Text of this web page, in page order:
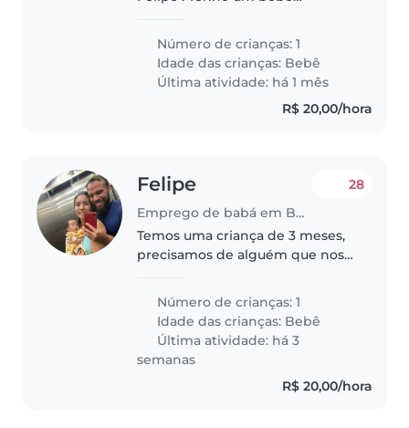
minha vida . Precisamos de uma
pessoa que ame bebês , que
goste de dá colo, atenção e
cuidado . Porque..
Número de crianças: 1
Idade das crianças: Bebê
Última atividade: há 1 mês
R$ 20,00/hora
Felipe
Emprego de babá em Belém
28
Temos uma criança de 3 meses,
precisamos de alguém que nos
setembro
Número de crianças: 1
Idade das crianças: Bebê
Última atividade: há 3
semanas
R$ 20,00/hora